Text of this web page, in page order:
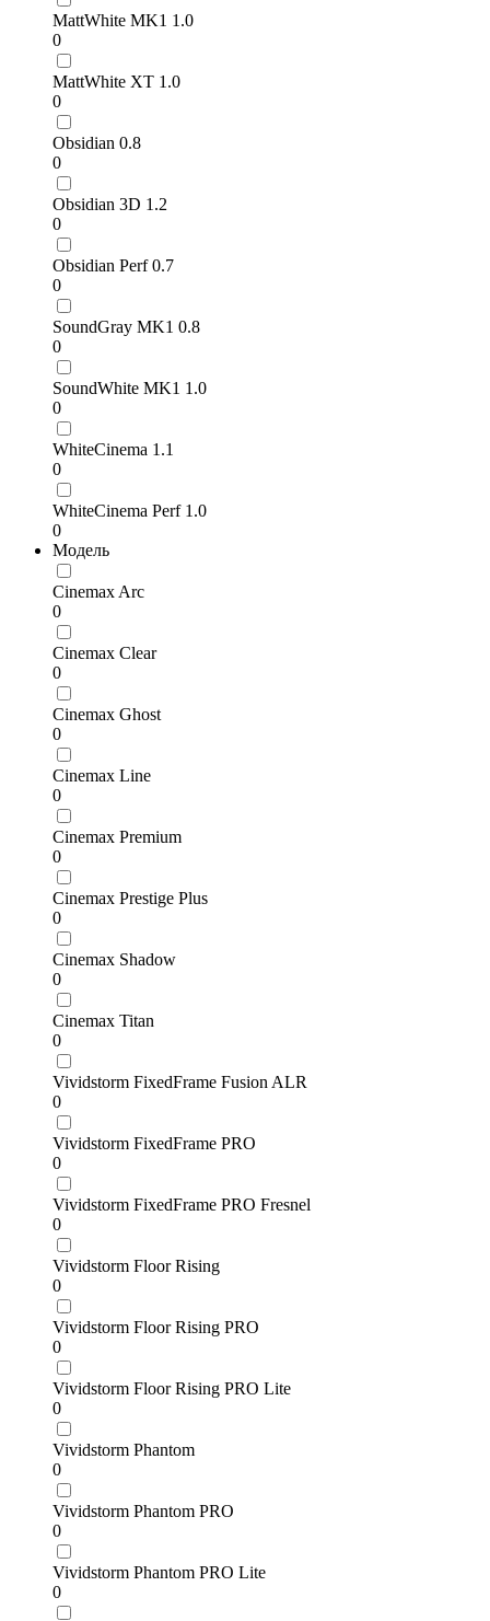
MattWhite MK1 1.0
0
MattWhite XT 1.0
0
Obsidian 0.8
0
Obsidian 3D 1.2
0
Obsidian Perf 0.7
0
SoundGray MK1 0.8
0
SoundWhite MK1 1.0
0
WhiteCinema 1.1
0
WhiteCinema Perf 1.0
0
Модель
Cinemax Arc
0
Cinemax Clear
0
Cinemax Ghost
0
Cinemax Line
0
Cinemax Premium
0
Cinemax Prestige Plus
0
Cinemax Shadow
0
Cinemax Titan
0
Vividstorm FixedFrame Fusion ALR
0
Vividstorm FixedFrame PRO
0
Vividstorm FixedFrame PRO Fresnel
0
Vividstorm Floor Rising
0
Vividstorm Floor Rising PRO
0
Vividstorm Floor Rising PRO Lite
0
Vividstorm Phantom
0
Vividstorm Phantom PRO
0
Vividstorm Phantom PRO Lite
0